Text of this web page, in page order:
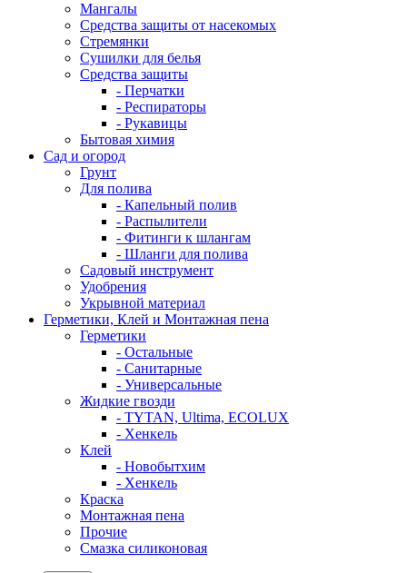
Мангалы
Средства защиты от насекомых
Стремянки
Сушилки для белья
Средства защиты
- Перчатки
- Респираторы
- Рукавицы
Бытовая химия
Сад и огород
Грунт
Для полива
- Капельный полив
- Распылители
- Фитинги к шлангам
- Шланги для полива
Садовый инструмент
Удобрения
Укрывной материал
Герметики, Клей и Монтажная пена
Герметики
- Остальные
- Санитарные
- Универсальные
Жидкие гвозди
- TYTAN, Ultima, ECOLUX
- Хенкель
Клей
- Новобытхим
- Хенкель
Краска
Монтажная пена
Прочие
Смазка силиконовая